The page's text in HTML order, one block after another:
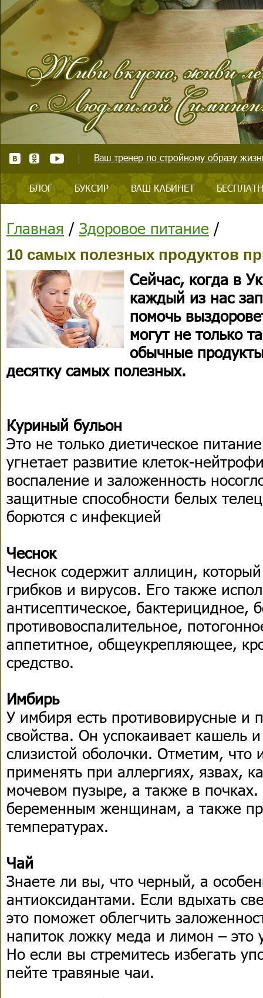
Ваш тренер по стройному образу
БЛОГ БУКСИР ВАШ КАБИНЕТ
Главная / Здоровое питание /
10 самых полезных продуктов
Сейчас, когда в
каждый из нас
помочь
могут не только
обычные
десятку самых полезных.
Куриный бульон
Это не только диетическое
угнетает развитие клеток-
воспаление и заложенность
защитные способности белых
борются с инфекцией
Чеснок
Чеснок содержит аллицин,
грибков и вирусов. Его также
антисептическое, бактерицидное,
противовоспалительное,
аппетитное, общеукрепляющее,
средство.
Имбирь
У имбиря есть противовирусные и
свойства. Он успокаивает кашель
слизистой оболочки. Отметим, что
применять при аллергиях, язвах,
мочевом пузыре, а также в
беременным женщинам, а также
температурах.
Чай
Знаете ли вы, что черный, а
антиоксидантами. Если вдыхать
это поможет облегчить
напиток ложку меда и лимон – это
Но если вы стремитесь избегать
пейте травяные чаи.